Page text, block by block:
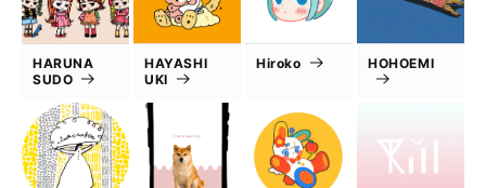
HARUNA
SUDO
HAYASHI
UKI
Hiroko HOHOEMI